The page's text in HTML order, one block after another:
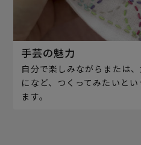
手芸の魅力
自分で楽しみながらまたは
になど、つくってみたいと
ます。